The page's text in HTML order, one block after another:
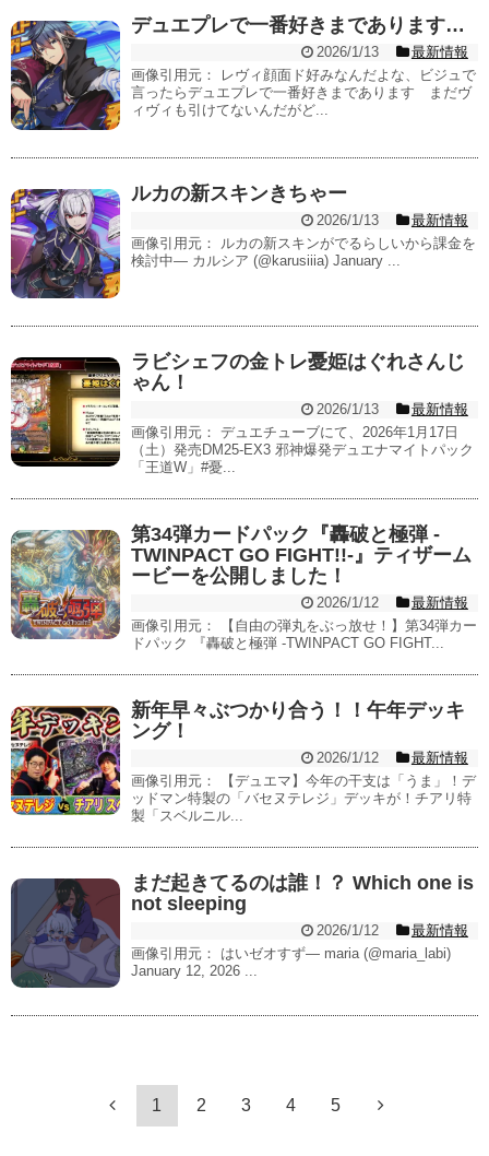
デュエプレで一番好きまであります…
2026/1/13
最新情報
画像引用元： レヴィ顔面ド好みなんだよな、ビジュで
言ったらデュエプレで一番好きまであります まだヴ
ィヴィも引けてないんだがど...
ルカの新スキンきちゃー
2026/1/13
最新情報
画像引用元： ルカの新スキンがでるらしいから課金を
検討中— カルシア (@karusiiia) January ...
ラビシェフの金トレ憂姫はぐれさんじ
ゃん！
2026/1/13
最新情報
画像引用元： デュエチューブにて、2026年1月17日
（土）発売DM25-EX3 邪神爆発デュエナマイトパック
「王道W」#憂...
第34弾カードパック『轟破と極弾 -
TWINPACT GO FIGHT!!-』ティザーム
ービーを公開しました！
2026/1/12
最新情報
画像引用元： 【自由の弾丸をぶっ放せ！】第34弾カー
ドパック 『轟破と極弾 -TWINPACT GO FIGHT...
新年早々ぶつかり合う！！午年デッキ
ング！
2026/1/12
最新情報
画像引用元： 【デュエマ】今年の干支は「うま」！デ
ッドマン特製の「バセヌテレジ」デッキが！チアリ特
製「スベルニル...
まだ起きてるのは誰！？ Which one is
not sleeping
2026/1/12
最新情報
画像引用元： はいゼオすず— maria (@maria_labi)
January 12, 2026 ...
1 2 3 4 5